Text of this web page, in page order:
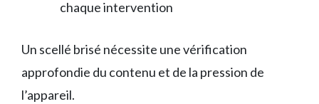
chaque intervention
Un scellé brisé nécessite une vérification
approfondie du contenu et de la pression de
l’appareil.